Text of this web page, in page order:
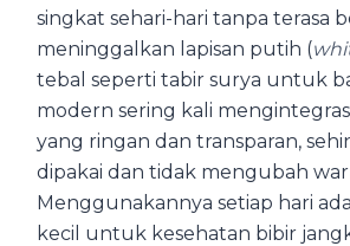
singkat sehari-hari tanpa terasa
meninggalkan lapisan putih (
tebal seperti tabir surya untuk
modern sering kali
yang ringan dan transparan,
dipakai dan tidak mengubah
Menggunakannya setiap hari
kecil untuk kesehatan bibir